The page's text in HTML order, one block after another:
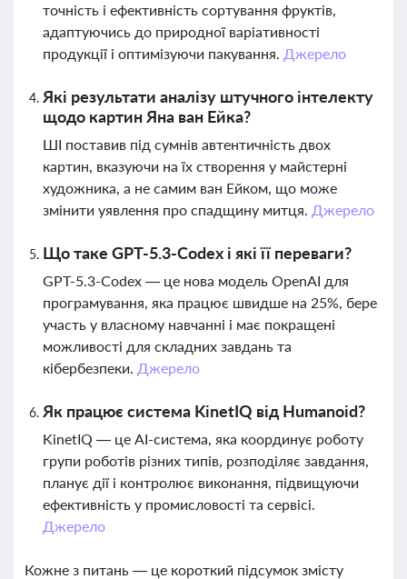
точність і ефективність сортування фруктів,
адаптуючись до природної варіативності
продукції і оптимізуючи пакування. Джерело
Які результати аналізу штучного інтелекту
щодо картин Яна ван Ейка?
ШІ поставив під сумнів автентичність двох
картин, вказуючи на їх створення у майстерні
художника, а не самим ван Ейком, що може
змінити уявлення про спадщину митця. Джерело
Що таке GPT-5.3-Codex і які її переваги?
GPT-5.3-Codex — це нова модель OpenAI для
програмування, яка працює швидше на 25%, бере
участь у власному навчанні і має покращені
можливості для складних завдань та
кібербезпеки. Джерело
Як працює система KinetIQ від Humanoid?
KinetIQ — це AI-система, яка координує роботу
групи роботів різних типів, розподіляє завдання,
планує дії і контролює виконання, підвищуючи
ефективність у промисловості та сервісі.
Джерело
Кожне з питань — це короткий підсумок змісту